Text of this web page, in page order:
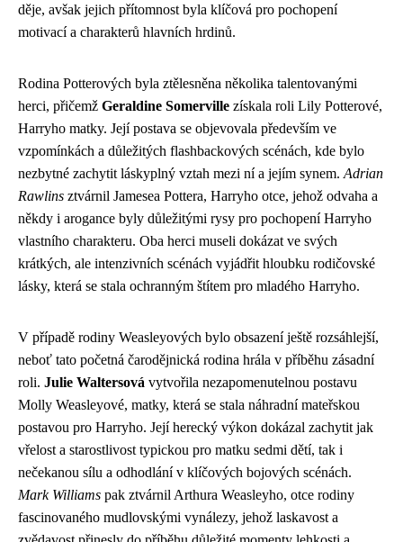
děje, avšak jejich přítomnost byla klíčová pro pochopení
motivací a charakterů hlavních hrdinů.
Rodina Potterových byla ztělesněna několika talentovanými
herci, přičemž Geraldine Somerville získala roli Lily Potterové,
Harryho matky. Její postava se objevovala především ve
vzpomínkách a důležitých flashbackových scénách, kde bylo
nezbytné zachytit láskyplný vztah mezi ní a jejím synem. Adrian
Rawlins ztvárnil Jamesea Pottera, Harryho otce, jehož odvaha a
někdy i arogance byly důležitými rysy pro pochopení Harryho
vlastního charakteru. Oba herci museli dokázat ve svých
krátkých, ale intenzivních scénách vyjádřit hloubku rodičovské
lásky, která se stala ochranným štítem pro mladého Harryho.
V případě rodiny Weasleyových bylo obsazení ještě rozsáhlejší,
neboť tato početná čarodějnická rodina hrála v příběhu zásadní
roli. Julie Waltersová vytvořila nezapomenutelnou postavu
Molly Weasleyové, matky, která se stala náhradní mateřskou
postavou pro Harryho. Její herecký výkon dokázal zachytit jak
vřelost a starostlivost typickou pro matku sedmi dětí, tak i
nečekanou sílu a odhodlání v klíčových bojových scénách.
Mark Williams pak ztvárnil Arthura Weasleyho, otce rodiny
fascinovaného mudlovskými vynálezy, jehož laskavost a